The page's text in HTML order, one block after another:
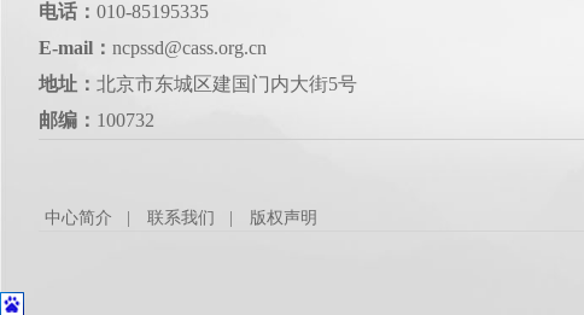
电话： 010-85195335
E-mail： ncpssd@cass.org.cn
地址： 北京市东城区建国门内大街5号
邮编： 100732
中心简介 联系我们 版权声明